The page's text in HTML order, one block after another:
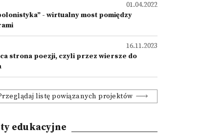
01.04.2022
- wirtualny most pomiędzy
16.11.2023
strona poezji, czyli przez wiersze do
listę powiązanych projektów
edukacyjne